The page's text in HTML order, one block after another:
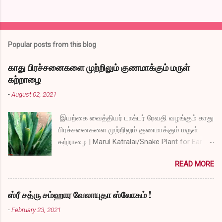
Popular posts from this blog
காது பிரச்சனைகளை முற்றிலும் குணமாக்கும் மருள்
கற்றாழை
-August 02, 2021
இயற்கை வைத்தியர் டாக்டர் ரேவதி வழங்கும் காது
பிரச்சனைகளை முற்றிலும் குணமாக்கும் மருள்
கற்றாழை | Marul Katralai/Snake Plant for Ear
READ MORE
ஸ்ரீ சத்ரு சம்ஹார வேலாயுதா ஸ்லோகம் !
-February 23, 2021